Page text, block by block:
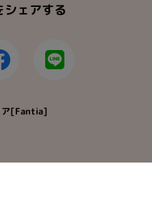
シェアする
ア[Fantia]